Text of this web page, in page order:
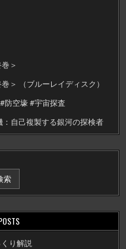
＞
＞ （ブルーレイディスク）
防空壕 #宇宙探査
自己複製する銀河の探検者
索
り解説